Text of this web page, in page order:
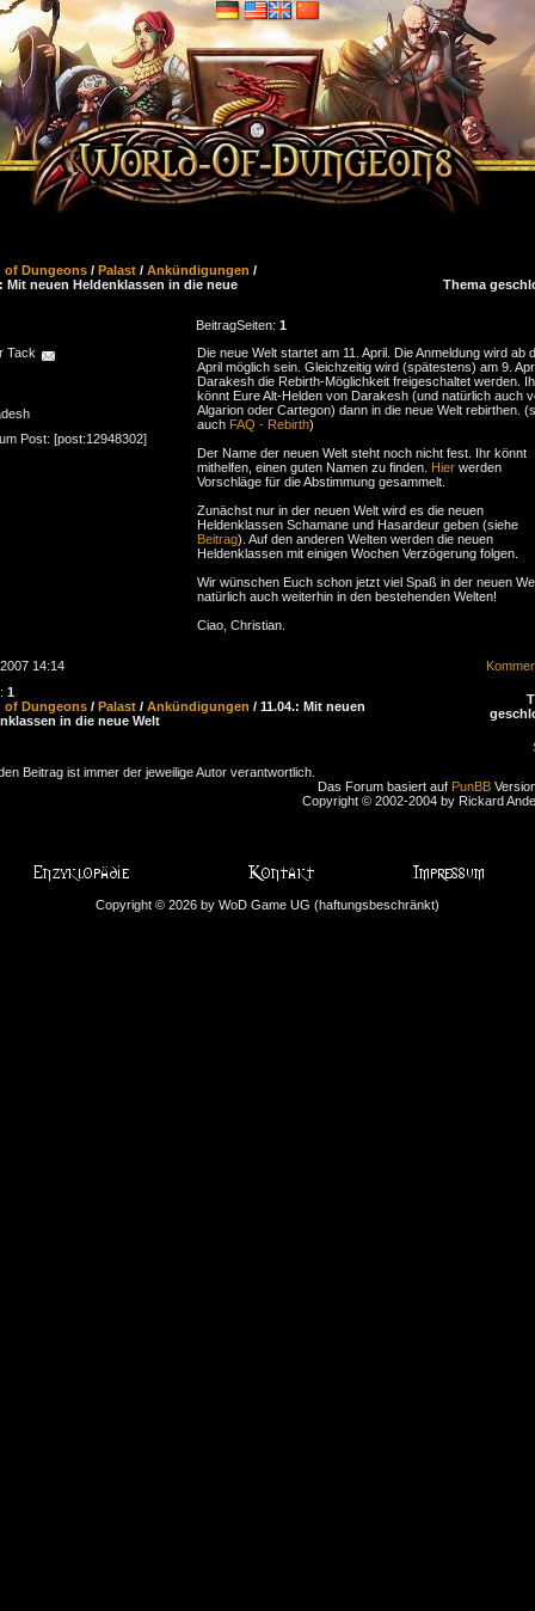
of Dungeons / Palast / Ankündigungen /
Mit neuen Heldenklassen in die neue
Thema
BeitragSeiten: 1
Tack
Post: [post:12948302]
Die neue Welt startet am 11. April. Die Anmeldung wird ab
April möglich sein. Gleichzeitig wird (spätestens) am 9.
Darakesh die Rebirth-Möglichkeit freigeschaltet werden.
könnt Eure Alt-Helden von Darakesh (und natürlich auch
Algarion oder Cartegon) dann in die neue Welt rebirthen.
auch FAQ - Rebirth)
Der Name der neuen Welt steht noch nicht fest. Ihr könnt
mithelfen, einen guten Namen zu finden. Hier werden
Vorschläge für die Abstimmung gesammelt.
Zunächst nur in der neuen Welt wird es die neuen
Heldenklassen Schamane und Hasardeur geben (siehe
Beitrag). Auf den anderen Welten werden die neuen
Heldenklassen mit einigen Wochen Verzögerung folgen.
Wir wünschen Euch schon jetzt viel Spaß in der neuen
natürlich auch weiterhin in den bestehenden Welten!
Ciao, Christian.
14:14
1
of Dungeons / Palast / Ankündigungen / 11.04.: Mit neuen
in die neue Welt
Beitrag ist immer der jeweilige Autor verantwortlich.
Das Forum basiert auf PunBB
Copyright © 2002-2004 by Rickard
Copyright © 2026 by WoD Game UG (haftungsbeschränkt)